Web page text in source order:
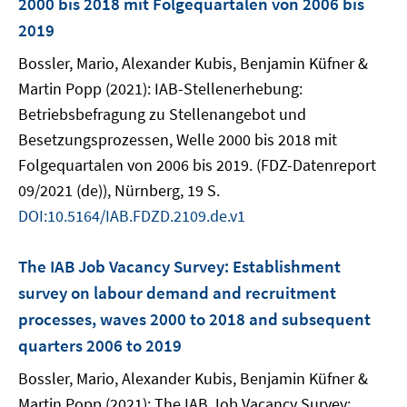
2019
Bossler, Mario, Alexander Kubis, Benjamin Küfner &
Martin Popp (2021): IAB-Stellenerhebung:
Betriebsbefragung zu Stellenangebot und
Besetzungsprozessen, Welle 2000 bis 2018 mit
Folgequartalen von 2006 bis 2019. (FDZ-Datenreport
09/2021 (de)), Nürnberg, 19 S.
DOI:10.5164/IAB.FDZD.2109.de.v1
The IAB Job Vacancy Survey: Establishment
survey on labour demand and recruitment
processes, waves 2000 to 2018 and subsequent
quarters 2006 to 2019
Bossler, Mario, Alexander Kubis, Benjamin Küfner &